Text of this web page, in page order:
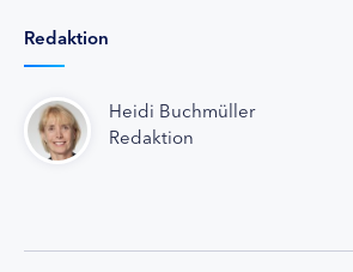
Redaktion
Heidi Buchmüller
Redaktion